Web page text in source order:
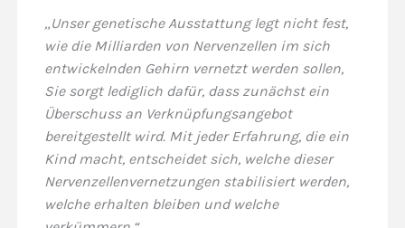
„Unser genetische Ausstattung legt nicht fest,
wie die Milliarden von Nervenzellen im sich
entwickelnden Gehirn vernetzt werden sollen,
Sie sorgt lediglich dafür, dass zunächst ein
Überschuss an Verknüpfungsangebot
bereitgestellt wird. Mit jeder Erfahrung, die ein
Kind macht, entscheidet sich, welche dieser
Nervenzellenvernetzungen stabilisiert werden,
welche erhalten bleiben und welche